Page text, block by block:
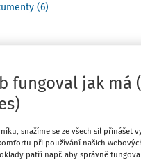
(6)
a Běloruska
o dočasné ochraně a
fungoval jak má
snažíme se ze všech sil přinášet
při používání našich
patří např. aby správně